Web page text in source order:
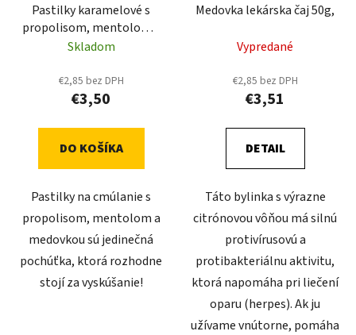
Pastilky karamelové s
propolisom, mentolom a
medovkou 19 g Eleo
Skladom
€2,85 bez DPH
€3,50
DO KOŠÍKA
Pastilky na cmúlanie s
propolisom, mentolom a
medovkou sú jedinečná
pochúťka, ktorá rozhodne
stojí za vyskúšanie!
Medovka lekárska čaj 50g,
Vypredané
€2,85 bez DPH
€3,51
DETAIL
Táto bylinka s výrazne
citrónovou vôňou má silnú
protivírusovú a
protibakteriálnu aktivitu,
ktorá napomáha pri liečení
oparu (herpes). Ak ju
užívame vnútorne, pomáha